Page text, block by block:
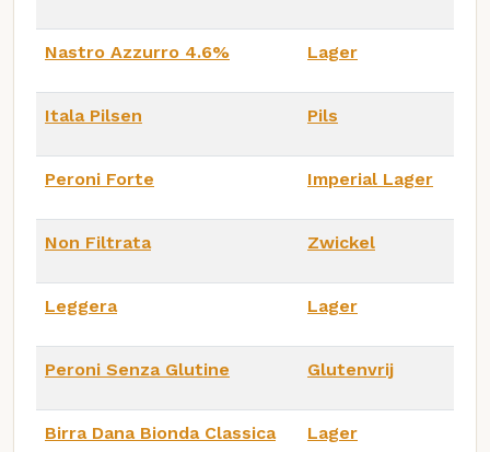
Nastro Azzurro 4.6% Lager
Itala Pilsen Pils
Peroni Forte Imperial Lager
Non Filtrata Zwickel
Leggera Lager
Peroni Senza Glutine Glutenvrij
Birra Dana Bionda Classica Lager